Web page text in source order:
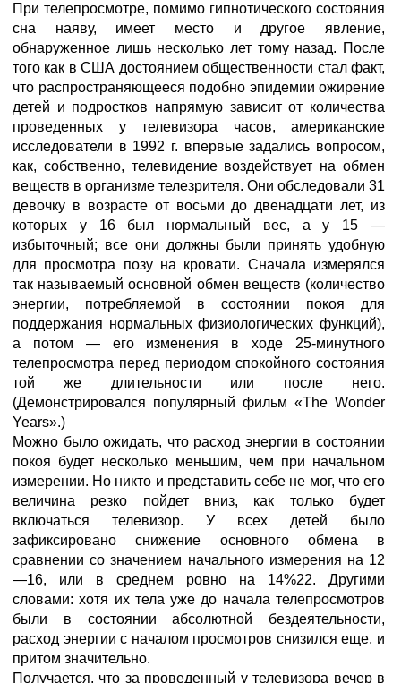
При телепросмотре, помимо гипнотического состояния
сна наяву, имеет место и другое явление,
обнаруженное лишь несколько лет тому назад. После
того как в США достоянием общественности стал факт,
что распространяющееся подобно эпидемии ожирение
детей и подростков напрямую зависит от количества
проведенных у телевизора часов, американские
исследователи в 1992 г. впервые задались вопросом,
как, собственно, телевидение воздействует на обмен
веществ в организме телезрителя. Они обследовали 31
девочку в возрасте от восьми до двенадцати лет, из
которых у 16 был нормальный вес, а у 15 —
избыточный; все они должны были принять удобную
для просмотра позу на кровати. Сначала измерялся
так называемый основной обмен веществ (количество
энергии, потребляемой в состоянии покоя для
поддержания нормальных физиологических функций),
а потом — его изменения в ходе 25-минутного
телепросмотра перед периодом спокойного состояния
той же длительности или после него.
(Демонстрировался популярный фильм «The Wonder
Years».)
Можно было ожидать, что расход энергии в состоянии
покоя будет несколько меньшим, чем при начальном
измерении. Но никто и представить себе не мог, что его
величина резко пойдет вниз, как только будет
включаться телевизор. У всех детей было
зафиксировано снижение основного обмена в
сравнении со значением начального измерения на 12
—16, или в среднем ровно на 14%22. Другими
словами: хотя их тела уже до начала телепросмотров
были в состоянии абсолютной бездеятельности,
расход энергии с началом просмотров снизился еще, и
притом значительно.
Получается, что за проведенный у телевизора вечер в